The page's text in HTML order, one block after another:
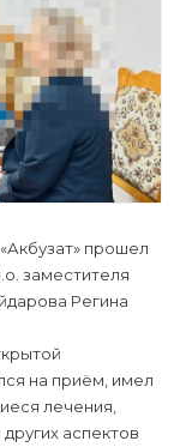
прошел
заместителя
Регина
на приём, имел
лечения,
аспектов